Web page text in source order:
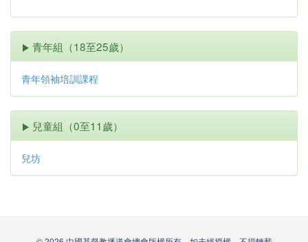
青年組（18至25歲）
青年領袖培訓課程
兒童組（0至11歲）
兒坊